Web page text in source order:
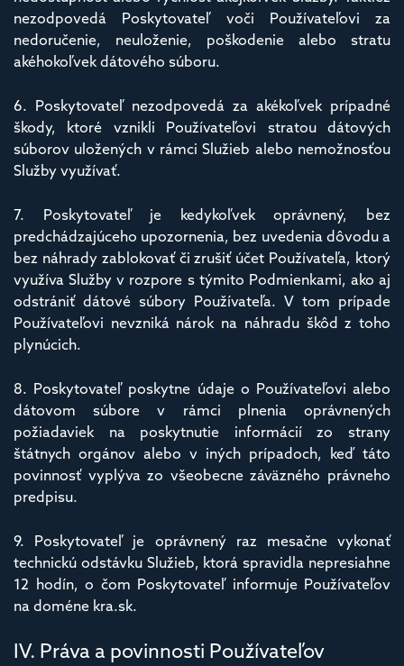
nezodpovedá Poskytovateľ voči Používateľovi za
nedoručenie, neuloženie, poškodenie alebo stratu
akéhokoľvek dátového súboru.
6. Poskytovateľ nezodpovedá za akékoľvek prípadné
škody, ktoré vznikli Používateľovi stratou dátových
súborov uložených v rámci Služieb alebo nemožnosťou
Služby využívať.
7. Poskytovateľ je kedykoľvek oprávnený, bez
predchádzajúceho upozornenia, bez uvedenia dôvodu a
bez náhrady zablokovať či zrušiť účet Používateľa, ktorý
využíva Služby v rozpore s týmito Podmienkami, ako aj
odstrániť dátové súbory Používateľa. V tom prípade
Používateľovi nevzniká nárok na náhradu škôd z toho
plynúcich.
8. Poskytovateľ poskytne údaje o Používateľovi alebo
dátovom súbore v rámci plnenia oprávnených
požiadaviek na poskytnutie informácií zo strany
štátnych orgánov alebo v iných prípadoch, keď táto
povinnosť vyplýva zo všeobecne záväzného právneho
predpisu.
9. Poskytovateľ je oprávnený raz mesačne vykonať
technickú odstávku Služieb, ktorá spravidla nepresiahne
12 hodín, o čom Poskytovateľ informuje Používateľov
na doméne kra.sk.
IV. Práva a povinnosti Používateľov